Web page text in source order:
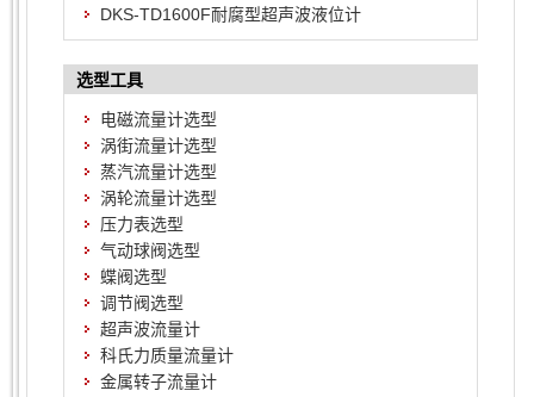
DKS-TD1600F耐腐型超声波液位计
选型工具
电磁流量计选型
涡街流量计选型
蒸汽流量计选型
涡轮流量计选型
压力表选型
气动球阀选型
蝶阀选型
调节阀选型
超声波流量计
科氏力质量流量计
金属转子流量计